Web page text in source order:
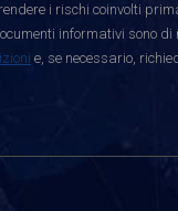
i rischi coinvolti
informativi sono
e, se necessario,